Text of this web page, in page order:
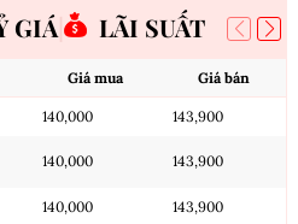
GIÁ LÃI SUẤT
Giá mua Giá bán
140,000 143,900
140,000 143,900
140,000 143,900